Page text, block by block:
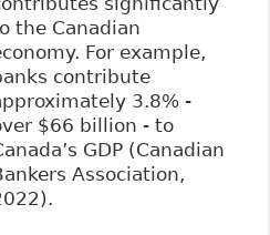
the Canadian
For example,
contribute
3.8% -
$66 billion - to
GDP (Canadian
Association,